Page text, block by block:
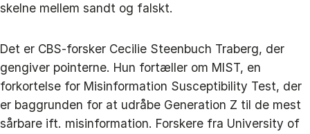
skelne mellem sandt og falskt.
Det er CBS-forsker Cecilie Steenbuch Traberg, der
gengiver pointerne. Hun fortæller om MIST, en
forkortelse for Misinformation Susceptibility Test, der
er baggrunden for at udråbe Generation Z til de mest
sårbare ift. misinformation. Forskere fra University of